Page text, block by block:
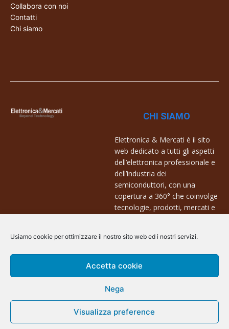
Usiamo cookie per ottimizzare il nostro sito web ed i nostri servizi.
Accetta cookie
Nega
Visualizza preference
Collabora con noi
Contatti
Chi siamo
CHI SIAMO
Elettronica & Mercati è il sito
web dedicato a tutti gli aspetti
dell’elettronica professionale e
dell’industria dei
semiconduttori, con una
copertura a 360° che coinvolge
tecnologie, prodotti, mercati e
Contatti:
info@arscommunication.it
@ArsCommunication 2023